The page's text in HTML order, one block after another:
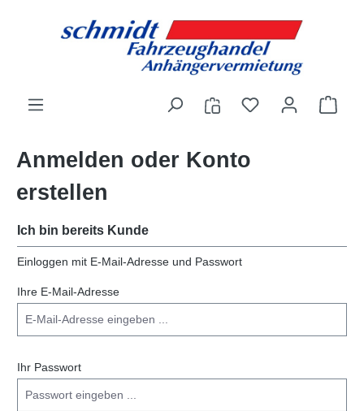
Anmelden oder Konto
erstellen
Ich bin bereits Kunde
Einloggen mit E-Mail-Adresse und Passwort
Ihre E-Mail-Adresse
Ihr Passwort